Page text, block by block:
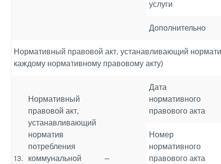
услуги
Дополнительно
Нормативный правовой акт, устанавливающий
каждому нормативному правовому акту)
13.
Нормативный
правовой акт,
устанавливающий
норматив
потребления
коммунальной
—
Дата
нормативного
правового акта
Номер
нормативного
правового акта